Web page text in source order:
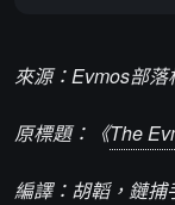
來源：Evmos部落
原標題：《The
編譯：胡韜，鏈捕